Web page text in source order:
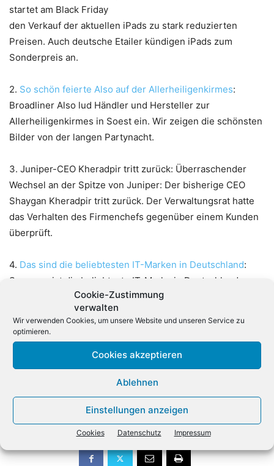
Cookie-Zustimmung
verwalten
Wir verwenden Cookies, um unsere Website und unseren Service zu
optimieren.
Cookies akzeptieren
Ablehnen
Einstellungen anzeigen
Cookies Datenschutz Impressum
startet am Black Friday
den Verkauf der aktuellen iPads zu stark reduzierten
Preisen. Auch deutsche Etailer kündigen iPads zum
Sonderpreis an.
2. So schön feierte Also auf der Allerheiligenkirmes:
Broadliner Also lud Händler und Hersteller zur
Allerheiligenkirmes in Soest ein. Wir zeigen die schönsten
Bilder von der langen Partynacht.
3. Juniper-CEO Kheradpir tritt zurück: Überraschender
Wechsel an der Spitze von Juniper: Der bisherige CEO
Shaygan Kheradpir tritt zurück. Der Verwaltungsrat hatte
das Verhalten des Firmenchefs gegenüber einem Kunden
überprüft.
4. Das sind die beliebtesten IT-Marken in Deutschland:
Samsung ist die beliebteste IT-Marke in Deutschland.
Dahinter folgen mit knappen Abstand vier weitere
5. Thomas Kasper baut das Geschäft von Carbonite auf:
Der ehemalige Broadline-Chef von Tech Data, Thomas
Kasper, baut als Executive Director DACH das Geschäft des
startet den Vertrieb über den Channel.